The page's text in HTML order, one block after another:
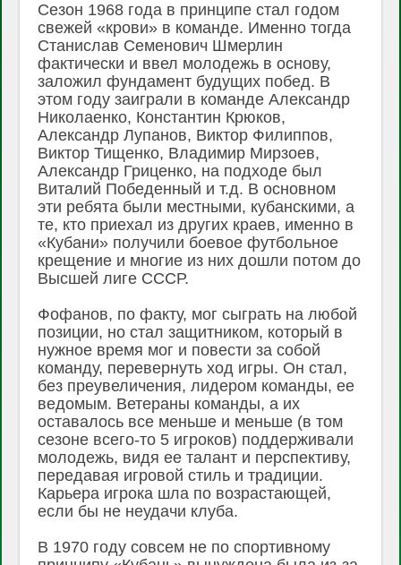
Сезон 1968 года в принципе стал годом
свежей «крови» в команде. Именно тогда
Станислав Семенович Шмерлин
фактически и ввел молодежь в основу,
заложил фундамент будущих побед. В
этом году заиграли в команде Александр
Николаенко, Константин Крюков,
Александр Лупанов, Виктор Филиппов,
Виктор Тищенко, Владимир Мирзоев,
Александр Гриценко, на подходе был
Виталий Победенный и т.д. В основном
эти ребята были местными, кубанскими, а
те, кто приехал из других краев, именно в
«Кубани» получили боевое футбольное
крещение и многие из них дошли потом до
Высшей лиге СССР.
Фофанов, по факту, мог сыграть на любой
позиции, но стал защитником, который в
нужное время мог и повести за собой
команду, перевернуть ход игры. Он стал,
без преувеличения, лидером команды, ее
ведомым. Ветераны команды, а их
оставалось все меньше и меньше (в том
сезоне всего-то 5 игроков) поддерживали
молодежь, видя ее талант и перспективу,
передавая игровой стиль и традиции.
Карьера игрока шла по возрастающей,
если бы не неудачи клуба.
В 1970 году совсем не по спортивному